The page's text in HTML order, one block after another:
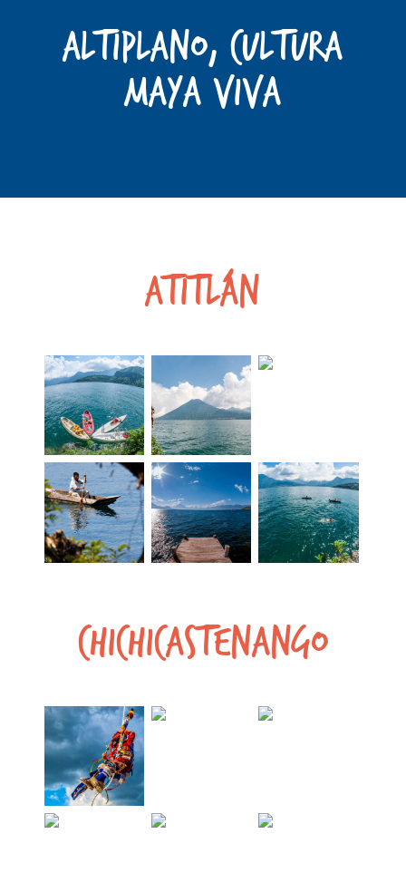
ALTIPLANO, cultura
Maya Viva
Atitlán
Chichicastenango